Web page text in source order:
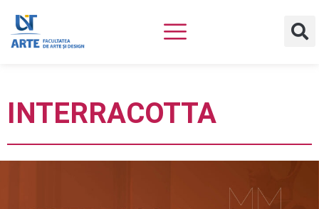
INTERRACOTTA